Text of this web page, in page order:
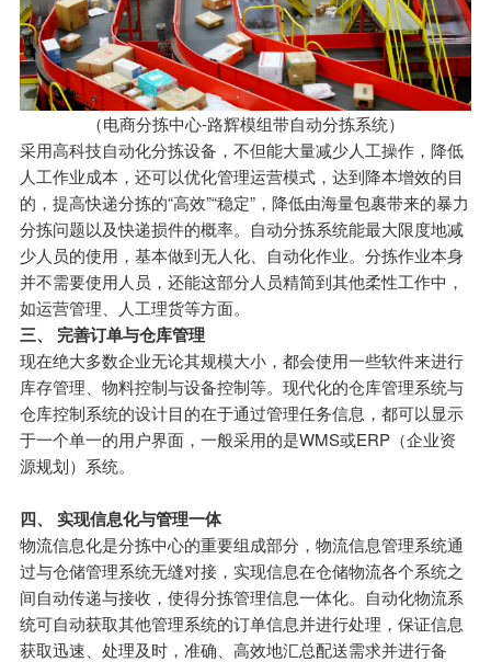
（电商分拣中心-路辉模组带自动分拣系统）
采用高科技自动化分拣设备，不但能大量减少人工操作，降低
人工作业成本，还可以优化管理运营模式，达到降本增效的目
的，提高快递分拣的“高效”“稳定”，降低由海量包裹带来的暴力
分拣问题以及快递损件的概率。自动分拣系统能最大限度地减
少人员的使用，基本做到无人化、自动化作业。分拣作业本身
并不需要使用人员，还能这部分人员精简到其他柔性工作中，
如运营管理、人工理货等方面。
三、 完善订单与仓库管理
现在绝大多数企业无论其规模大小，都会使用一些软件来进行
库存管理、物料控制与设备控制等。现代化的仓库管理系统与
仓库控制系统的设计目的在于通过管理任务信息，都可以显示
于一个单一的用户界面，一般采用的是WMS或ERP（企业资
源规划）系统。
四、 实现信息化与管理一体
物流信息化是分拣中心的重要组成部分，物流信息管理系统通
过与仓储管理系统无缝对接，实现信息在仓储物流各个系统之
间自动传递与接收，使得分拣管理信息一体化。自动化物流系
统可自动获取其他管理系统的订单信息并进行处理，保证信息
获取迅速、处理及时，准确、高效地汇总配送需求并进行备